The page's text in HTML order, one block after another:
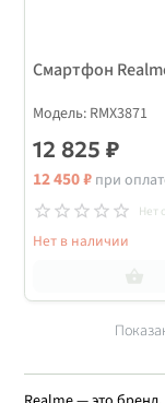
Смартфон
Модель: RMX3871
12 825 ₽
12 450 ₽ при
Нет
Нет в наличии